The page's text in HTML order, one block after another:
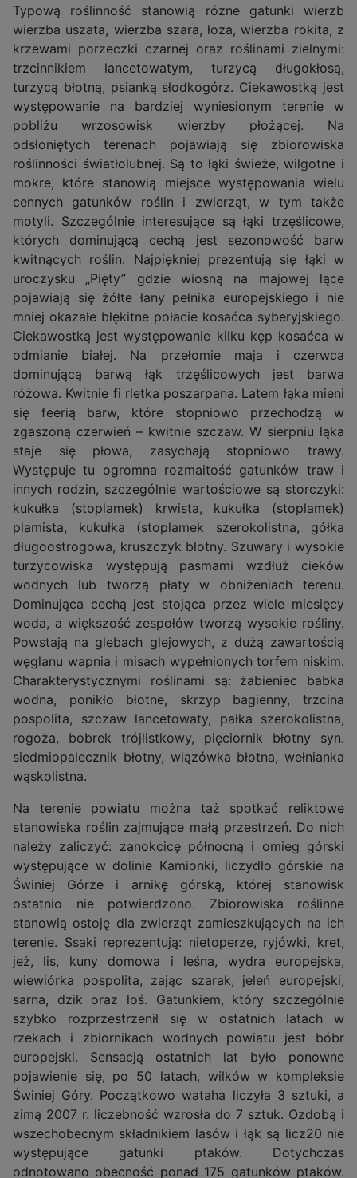
Typową roślinność stanowią różne gatunki wierzb
wierzba uszata, wierzba szara, łoza, wierzba rokita, z
krzewami porzeczki czarnej oraz roślinami zielnymi:
trzcinnikiem lancetowatym, turzycą długokłosą,
turzycą błotną, psianką słodkogórz. Ciekawostką jest
występowanie na bardziej wyniesionym terenie w
pobliżu wrzosowisk wierzby płożącej. Na
odsłoniętych terenach pojawiają się zbiorowiska
roślinności światłolubnej. Są to łąki świeże, wilgotne i
mokre, które stanowią miejsce występowania wielu
cennych gatunków roślin i zwierząt, w tym także
motyli. Szczególnie interesujące są łąki trzęślicowe,
których dominującą cechą jest sezonowość barw
kwitnących roślin. Najpiękniej prezentują się łąki w
uroczysku „Pięty” gdzie wiosną na majowej łące
pojawiają się żółte łany pełnika europejskiego i nie
mniej okazałe błękitne połacie kosaćca syberyjskiego.
Ciekawostką jest występowanie kilku kęp kosaćca w
odmianie białej. Na przełomie maja i czerwca
dominującą barwą łąk trzęślicowych jest barwa
różowa. Kwitnie fi rletka poszarpana. Latem łąka mieni
się feerią barw, które stopniowo przechodzą w
zgaszoną czerwień – kwitnie szczaw. W sierpniu łąka
staje się płowa, zasychają stopniowo trawy.
Występuje tu ogromna rozmaitość gatunków traw i
innych rodzin, szczególnie wartościowe są storczyki:
kukułka (stoplamek) krwista, kukułka (stoplamek)
plamista, kukułka (stoplamek szerokolistna, gółka
długoostrogowa, kruszczyk błotny. Szuwary i wysokie
turzycowiska występują pasmami wzdłuż cieków
wodnych lub tworzą płaty w obniżeniach terenu.
Dominująca cechą jest stojąca przez wiele miesięcy
woda, a większość zespołów tworzą wysokie rośliny.
Powstają na glebach glejowych, z dużą zawartością
węglanu wapnia i misach wypełnionych torfem niskim.
Charakterystycznymi roślinami są: żabieniec babka
wodna, ponikło błotne, skrzyp bagienny, trzcina
pospolita, szczaw lancetowaty, pałka szerokolistna,
rogoża, bobrek trójlistkowy, pięciornik błotny syn.
siedmiopalecznik błotny, wiązówka błotna, wełnianka
wąskolistna.
Na terenie powiatu można taż spotkać reliktowe
stanowiska roślin zajmujące małą przestrzeń. Do nich
należy zaliczyć: zanokcicę północną i omieg górski
występujące w dolinie Kamionki, liczydło górskie na
Świniej Górze i arnikę górską, której stanowisk
ostatnio nie potwierdzono. Zbiorowiska roślinne
stanowią ostoję dla zwierząt zamieszkujących na ich
terenie. Ssaki reprezentują: nietoperze, ryjówki, kret,
jeż, lis, kuny domowa i leśna, wydra europejska,
wiewiórka pospolita, zając szarak, jeleń europejski,
sarna, dzik oraz łoś. Gatunkiem, który szczególnie
szybko rozprzestrzenił się w ostatnich latach w
rzekach i zbiornikach wodnych powiatu jest bóbr
europejski. Sensacją ostatnich lat było ponowne
pojawienie się, po 50 latach, wilków w kompleksie
Świniej Góry. Początkowo wataha liczyła 3 sztuki, a
zimą 2007 r. liczebność wzrosła do 7 sztuk. Ozdobą i
wszechobecnym składnikiem lasów i łąk są licz20 nie
występujące gatunki ptaków. Dotychczas
odnotowano obecność ponad 175 gatunków ptaków.